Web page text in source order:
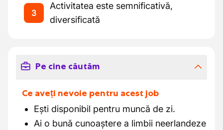
3
Activitatea este semnificativă,
diversificată
Pe cine căutăm
Ce aveți nevoie pentru acest job
Ești disponibil pentru muncă de zi.
Ai o bună cunoaștere a limbii neerlandeze